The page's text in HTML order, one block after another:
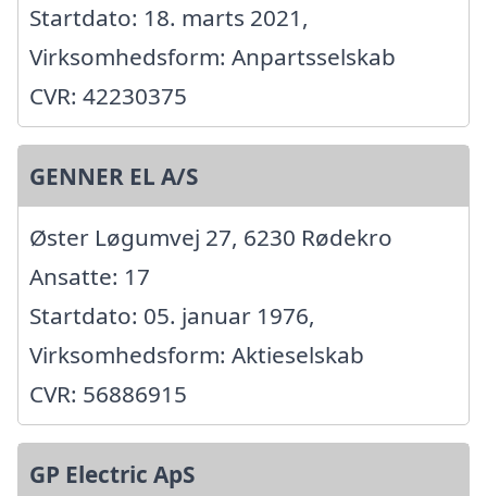
Startdato: 18. marts 2021,
Virksomhedsform: Anpartsselskab
CVR: 42230375
GENNER EL A/S
Øster Løgumvej 27, 6230 Rødekro
Ansatte: 17
Startdato: 05. januar 1976,
Virksomhedsform: Aktieselskab
CVR: 56886915
GP Electric ApS